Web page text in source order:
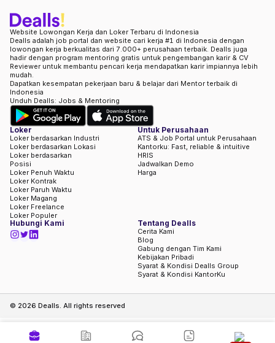
Website Lowongan Kerja dan Loker Terbaru di Indonesia
Dealls adalah job portal dan website cari kerja #1 di Indonesia dengan
lowongan kerja berkualitas dari 7.000+ perusahaan terbaik. Dealls juga
hadir dengan program mentoring gratis untuk pengembangan karir & CV
Reviewer untuk membantu pencari kerja mendapatkan karir impiannya lebih
mudah.
Dapatkan kesempatan pekerjaan baru & belajar dari Mentor terbaik di
Indonesia
Unduh Dealls: Jobs & Mentoring
Loker
Loker berdasarkan Industri
Loker berdasarkan Lokasi
Loker berdasarkan
Posisi
Loker Penuh Waktu
Loker Kontrak
Loker Paruh Waktu
Loker Magang
Loker Freelance
Loker Populer
Untuk Perusahaan
ATS & Job Portal untuk Perusahaan
Kantorku: Fast, reliable & intuitive
HRIS
Jadwalkan Demo
Harga
Hubungi Kami Tentang Dealls
Cerita Kami
Blog
Gabung dengan Tim Kami
Kebijakan Pribadi
Syarat & Kondisi Dealls Group
Syarat & Kondisi KantorKu
© 2026 Dealls. All rights reserved